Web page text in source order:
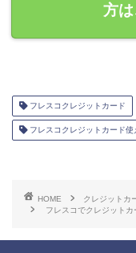
方
フレスコクレジットカード
フレスコクレジットカード使
HOME
クレジットカ
フレスコでクレジットカ